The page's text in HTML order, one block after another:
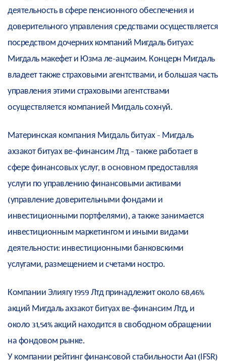
деятельность в сфере пенсионного обеспечения и
доверительного управления средствами осуществляется
посредством дочерних компаний Мигдаль битуах:
Мигдаль макефет и Юзма ле-ацмаим. Концерн Мигдаль
владеет также страховыми агентствами, и большая часть
управления этими страховыми агентствами
осуществляется компанией Мигдаль сохнуй.
Материнская компания Мигдаль битуах - Мигдаль
ахзакот битуах ве-финансим Лтд - также работает в
сфере финансовых услуг, в основном предоставляя
услуги по управлению финансовыми активами
(управление доверительными фондами и
инвестиционными портфелями), а также занимается
инвестиционным маркетингом и иными видами
деятельности: инвестиционными банковскими
услугами, размещением и счетами ностро.
Компании Элиягу 1959 Лтд принадлежит около 68,46%
акций Мигдаль ахзакот битуах ве-финансим Лтд, и
около 31,54% акций находится в свободном обращении
на фондовом рынке.
У компании рейтинг финансовой стабильности Aa1 (IFSR)